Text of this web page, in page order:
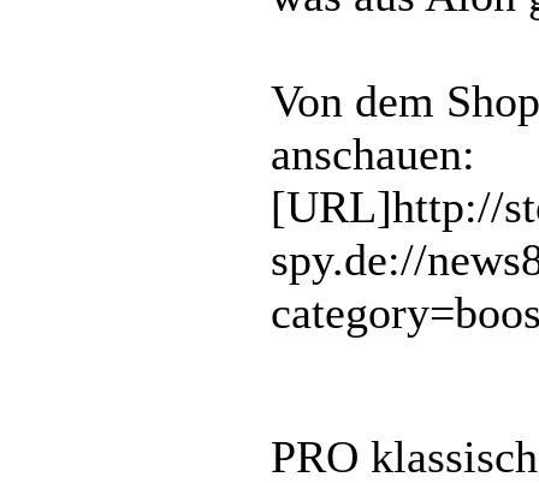
Von dem
anschauen:
[URL]http://
spy.de://
PRO